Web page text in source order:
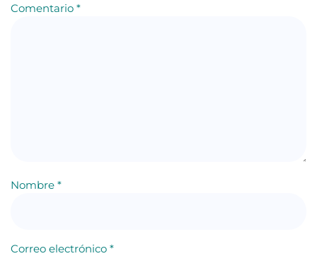
Comentario *
Nombre *
Correo electrónico *